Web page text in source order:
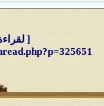
لا تُريد
عُلماء
صدورهم حرجٌ
وسنّة
[